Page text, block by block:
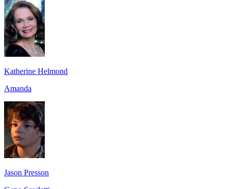
Katherine Helmond
Amanda
Jason Presson